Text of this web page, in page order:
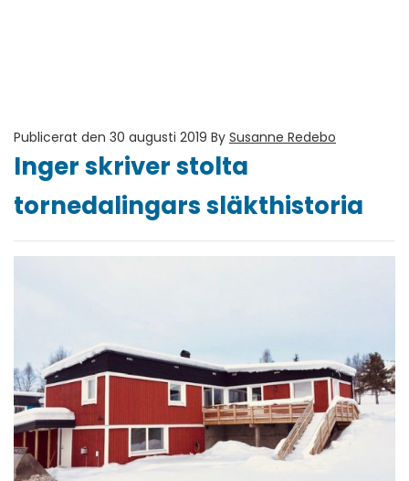
Publicerat den 30 augusti 2019 By Susanne Redebo
Inger skriver stolta
tornedalingars släkthistoria